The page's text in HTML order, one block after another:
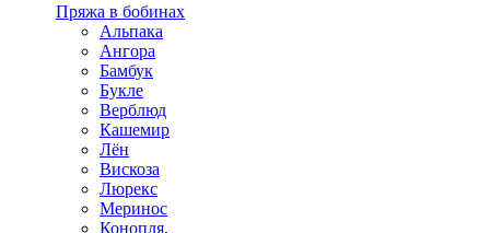
Пряжа в бобинах
Альпака
Ангора
Бамбук
Букле
Верблюд
Кашемир
Лён
Вискоза
Люрекс
Меринос
Конопля,